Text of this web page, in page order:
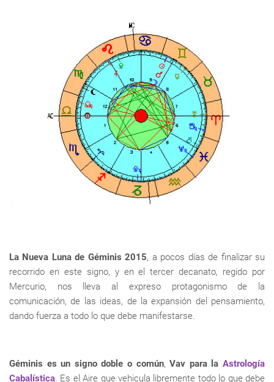
La Nueva Luna de Géminis 2015, a pocos días de finalizar su
recorrido en este signo, y en el tercer decanato, regido por
Mercurio, nos lleva al expreso protagonismo de la
comunicación, de las ideas, de la expansión del pensamiento,
dando fuerza a todo lo que debe manifestarse.
Géminis es un signo doble o común,Vav para laAstrología
Cabalística . Es el Aire que vehicula libremente todo lo que debe